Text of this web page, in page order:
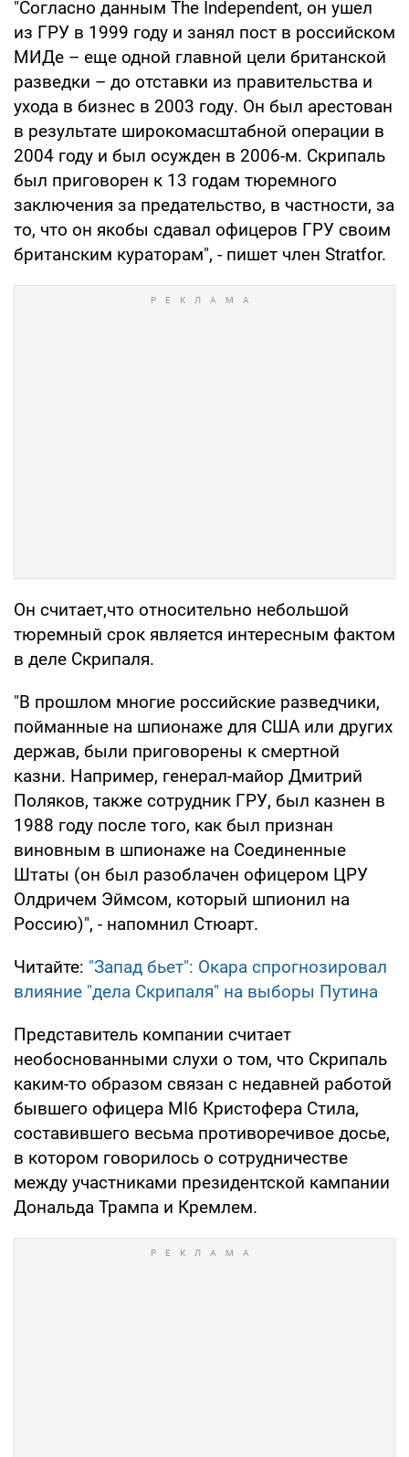
"Согласно данным The Independent, он ушел
из ГРУ в 1999 году и занял пост в российском
МИДе – еще одной главной цели британской
разведки – до отставки из правительства и
ухода в бизнес в 2003 году. Он был арестован
в результате широкомасштабной операции в
2004 году и был осужден в 2006-м. Скрипаль
был приговорен к 13 годам тюремного
заключения за предательство, в частности, за
то, что он якобы сдавал офицеров ГРУ своим
британским кураторам", - пишет член Stratfor.
Он считает,что относительно небольшой
тюремный срок является интересным фактом
в деле Скрипаля.
"В прошлом многие российские разведчики,
пойманные на шпионаже для США или других
держав, были приговорены к смертной
казни. Например, генерал-майор Дмитрий
Поляков, также сотрудник ГРУ, был казнен в
1988 году после того, как был признан
виновным в шпионаже на Соединенные
Штаты (он был разоблачен офицером ЦРУ
Олдричем Эймсом, который шпионил на
Россию)", - напомнил Стюарт.
Читайте: "Запад бьет": Окара спрогнозировал
влияние "дела Скрипаля" на выборы Путина
Представитель компании считает
необоснованными слухи о том, что Скрипаль
каким-то образом связан с недавней работой
бывшего офицера MI6 Кристофера Стила,
составившего весьма противоречивое досье,
в котором говорилось о сотрудничестве
между участниками президентской кампании
Дональда Трампа и Кремлем.